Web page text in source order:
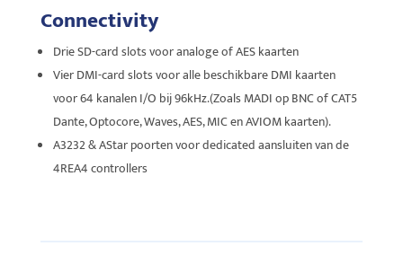
Connectivity
Drie SD-card slots voor analoge of AES kaarten
Vier DMI-card slots voor alle beschikbare DMI kaarten
voor 64 kanalen I/O bij 96kHz.(Zoals MADI op BNC of CAT5
Dante, Optocore, Waves, AES, MIC en AVIOM kaarten).
A3232 & AStar poorten voor dedicated aansluiten van de
4REA4 controllers